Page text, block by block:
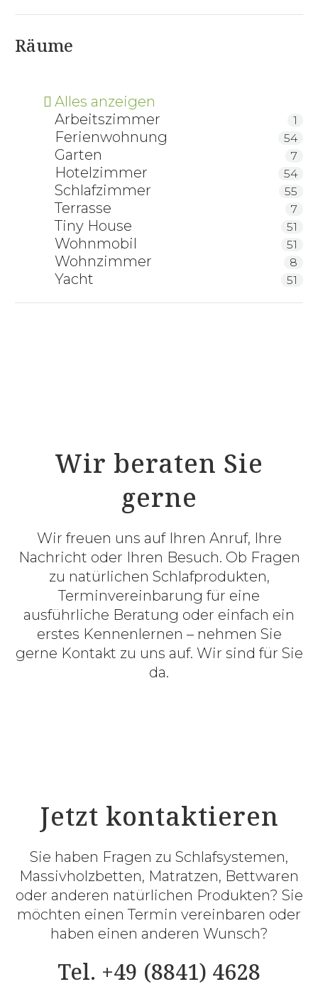
Räume
Alles anzeigen
Arbeitszimmer
1
Ferienwohnung 54
Garten 7
Hotelzimmer 54
Schlafzimmer 55
Terrasse 7
Tiny House 51
Wohnmobil 51
Wohnzimmer 8
Yacht 51
Wir beraten Sie
gerne
Wir freuen uns auf Ihren Anruf, Ihre
Nachricht oder Ihren Besuch. Ob Fragen
zu natürlichen Schlafprodukten,
Terminvereinbarung für eine
ausführliche Beratung oder einfach ein
erstes Kennenlernen – nehmen Sie
gerne Kontakt zu uns auf. Wir sind für Sie
da.
Jetzt kontaktieren
Sie haben Fragen zu Schlafsystemen,
Massivholzbetten, Matratzen, Bettwaren
oder anderen natürlichen Produkten? Sie
möchten einen Termin vereinbaren oder
haben einen anderen Wunsch?
Tel. +49 (8841) 4628